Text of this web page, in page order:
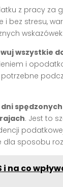
z pracy za
i bez stresu,
wskazówek:
wszystkie
i
. Jest to
dla sposobu
i na co